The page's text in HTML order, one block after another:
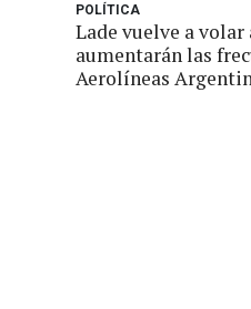
POLÍTICA
Lade vuelve a volar
aumentarán las
Aerolíneas